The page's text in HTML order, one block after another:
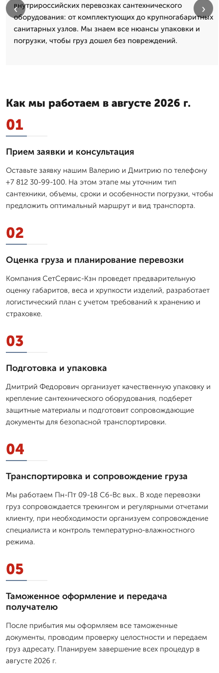
внутрироссийских перевозках сантехнического
оборудования: от комплектующих до крупногабаритных
санитарных узлов. Мы знаем все нюансы упаковки и
погрузки, чтобы груз дошел без повреждений.
‹ ›
Как мы работаем в августе 2026 г.
01
Прием заявки и консультация
Оставьте заявку нашим Валерию и Дмитрию по телефону
+7 812 30-99-100. На этом этапе мы уточним тип
сантехники, объемы, сроки и особенности погрузки, чтобы
предложить оптимальный маршрут и вид транспорта.
02
Оценка груза и планирование перевозки
Компания СетСервис-Кзн проведет предварительную
оценку габаритов, веса и хрупкости изделий, разработает
логистический план с учетом требований к хранению и
страховке.
03
Подготовка и упаковка
Дмитpий Федорович организует качественную упаковку и
крепление сантехнического оборудования, подберет
защитные материалы и подготовит сопровождающие
документы для безопасной транспортировки.
04
Транспортировка и сопровождение груза
Мы работаем Пн-Пт 09-18 Сб-Вс вых.. В ходе перевозки
груз сопровождается трекингом и регулярными отчетами
клиенту, при необходимости организуем сопровождение
специалиста и контроль температурно-влажностного
режима.
05
Таможенное оформление и передача
получателю
После прибытия мы оформляем все таможенные
документы, проводим проверку целостности и передаем
груз адресату. Планируем завершение всех процедур в
августе 2026 г.